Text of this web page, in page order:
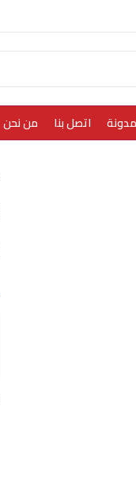
اتصل بنا من نحن